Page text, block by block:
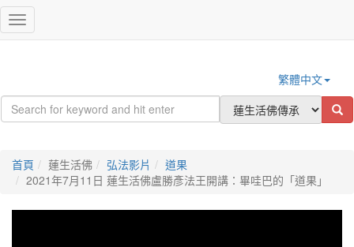
繁體中文
Toggle
navigation
首頁 蓮生活佛 弘法影片
道果
2021年7月11日 蓮生活佛盧勝彥法王開講：畢哇巴的「道果」